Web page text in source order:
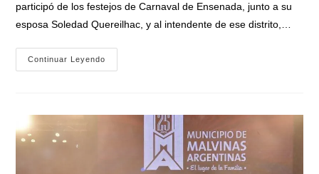
participó de los festejos de Carnaval de Ensenada, junto a su
esposa Soledad Quereilhac, y al intendente de ese distrito,…
Continuar Leyendo
Gobernador
Ensenada
Intendente